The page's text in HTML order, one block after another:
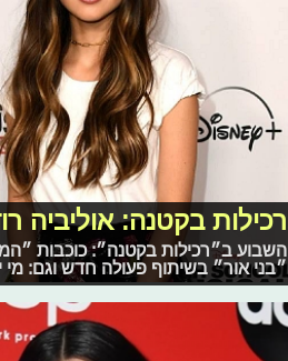
רכילות בקטנה: אוליביה
השבוע ב״רכילות בקטנה״: כוכבות
״בני אור״ בשיתוף פעולה חדש וגם: